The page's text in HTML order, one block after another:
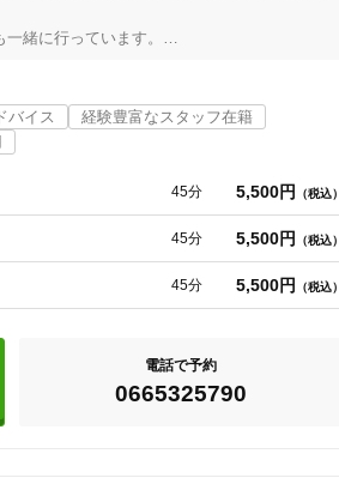
緒に行っています。
つけ感疲労や内臓疲労など全身診て行きま
人に合った治療を提供します。
然と呼吸がしやすくなる空間で治療を受けて
バイス
経験豊富なスタッフ在籍
45分 5,500円 （税込）
45分 5,500円 （税込）
45分 5,500円 （税込）
電話で予約
0665325790